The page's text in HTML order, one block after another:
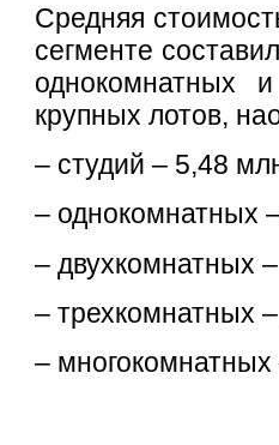
Средняя
сегменте
однокомнатных
крупных лотов,
– студий – 5,48
– однокомнатных
– двухкомнатных
– трехкомнатных
–